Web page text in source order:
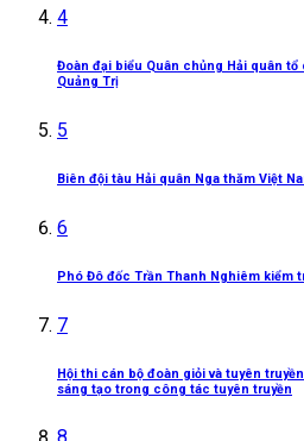
4
Đoàn đại biểu Quân chủng Hải quân
Quảng Trị
5
Biên đội tàu Hải quân Nga thăm Việt
6
Phó Đô đốc Trần Thanh Nghiêm kiểm
7
Hội thi cán bộ đoàn giỏi và tuyên
sáng tạo trong công tác tuyên truyền